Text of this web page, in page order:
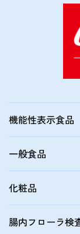
機能性表示食品
一般食品
化粧品
腸内フローラ検